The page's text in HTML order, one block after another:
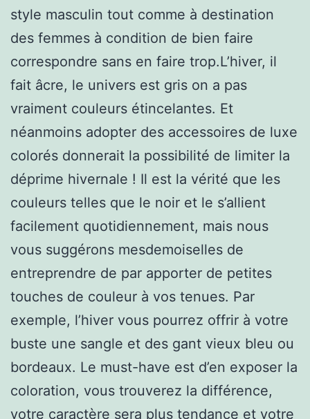
style masculin tout comme à destination
des femmes à condition de bien faire
correspondre sans en faire trop.L’hiver, il
fait âcre, le univers est gris on a pas
vraiment couleurs étincelantes. Et
néanmoins adopter des accessoires de luxe
colorés donnerait la possibilité de limiter la
déprime hivernale ! Il est la vérité que les
couleurs telles que le noir et le s’allient
facilement quotidiennement, mais nous
vous suggérons mesdemoiselles de
entreprendre de par apporter de petites
touches de couleur à vos tenues. Par
exemple, l’hiver vous pourrez offrir à votre
buste une sangle et des gant vieux bleu ou
bordeaux. Le must-have est d’en exposer la
coloration, vous trouverez la différence,
votre caractère sera plus tendance et votre